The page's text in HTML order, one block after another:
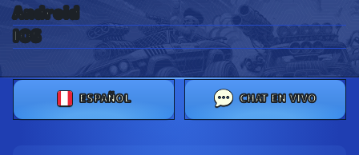
Android
IOS
ESPAÑOL CHAT EN VIVO